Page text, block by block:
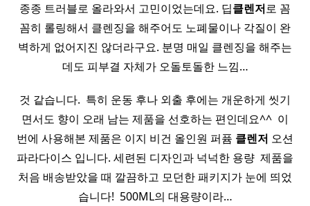
종종 트러블로 올라와서 고민이었는데요. 딥클렌저로 꼼
꼼히 롤링해서 클렌징을 해주어도 노폐물이나 각질이 완
벽하게 없어지진 않더라구요. 분명 매일 클렌징을 해주는
데도 피부결 자체가 오돌토돌한 느낌…
것 같습니다. ​ 특히 운동 후나 외출 후에는 개운하게 씻기
면서도 향이 오래 남는 제품을 선호하는 편인데요^^ ​ 이
번에 사용해본 제품은 이지 비건 올인원 퍼퓸 클렌저 오션
파라다이스 입니다. 세련된 디자인과 넉넉한 용량 ​ 제품을
처음 배송받았을 때 깔끔하고 모던한 패키지가 눈에 띄었
습니다! ​ 500ML의 대용량이라…